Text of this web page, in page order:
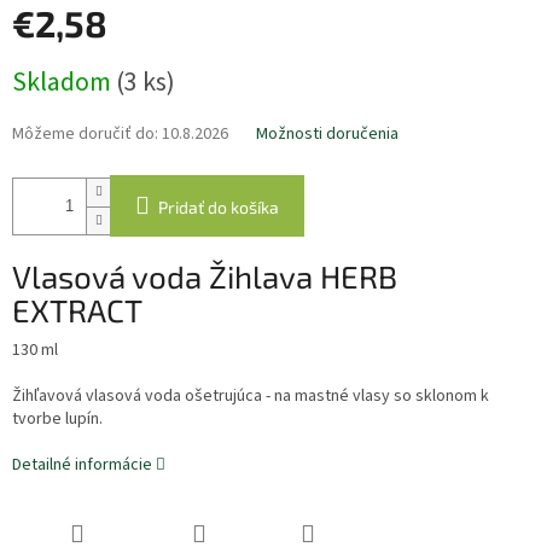
€2,58
cena:
Skladom (3 ks)
Môžeme doručiť do: 10.8.2026 Možnosti doručenia
Pridať do košíka
Vlasová voda Žihlava HERB
EXTRACT
130 ml
Žihľavová vlasová voda ošetrujúca - na mastné vlasy so sklonom k
tvorbe lupín.
Detailné informácie